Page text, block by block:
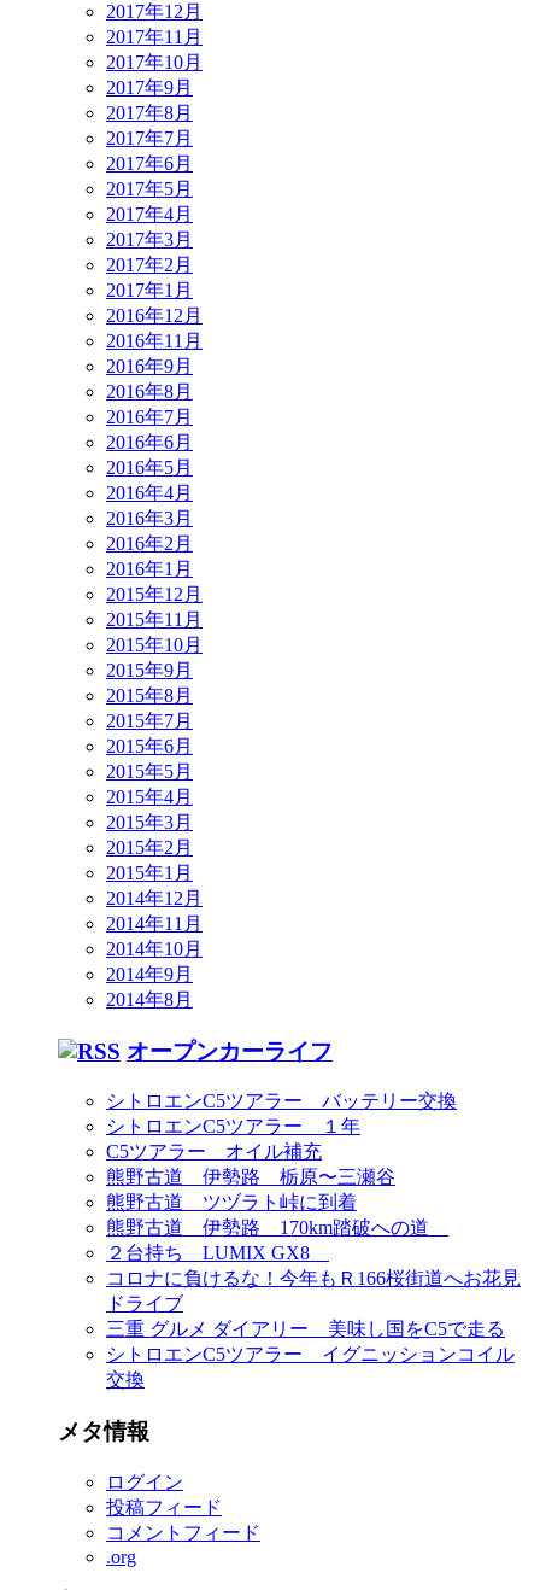
2017年12月
2017年11月
2017年10月
2017年9月
2017年8月
2017年7月
2017年6月
2017年5月
2017年4月
2017年3月
2017年2月
2017年1月
2016年12月
2016年11月
2016年9月
2016年8月
2016年7月
2016年6月
2016年5月
2016年4月
2016年3月
2016年2月
2016年1月
2015年12月
2015年11月
2015年10月
2015年9月
2015年8月
2015年7月
2015年6月
2015年5月
2015年4月
2015年3月
2015年2月
2015年1月
2014年12月
2014年11月
2014年10月
2014年9月
2014年8月
オープンカーライフ
シトロエンC5ツアラー バッテリー交換
シトロエンC5ツアラー １年
C5ツアラー オイル補充
熊野古道 伊勢路 栃原〜三瀬谷
熊野古道 ツヅラト峠に到着
熊野古道 伊勢路 170km踏破への道
２台持ち LUMIX GX8
コロナに負けるな！今年もＲ166桜街道へお花見
ドライブ
三重 グルメ ダイアリー 美味し国をC5で走る
シトロエンC5ツアラー イグニッションコイル
交換
メタ情報
ログイン
投稿フィード
コメントフィード
.org